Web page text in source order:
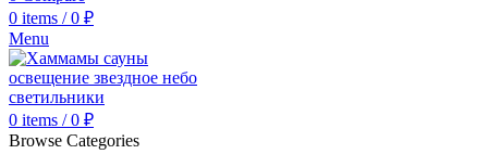
0 items / 0 ₽
Menu
0 items / 0 ₽
Browse Categories